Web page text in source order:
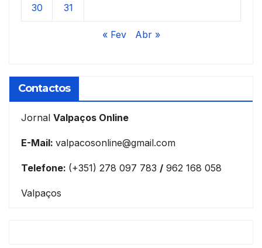
30 31
« Fev Abr »
Contactos
Jornal Valpaços Online
E-Mail: valpacosonline@gmail.com
Telefone: (+351) 278 097 783 / 962 168 058
Valpaços